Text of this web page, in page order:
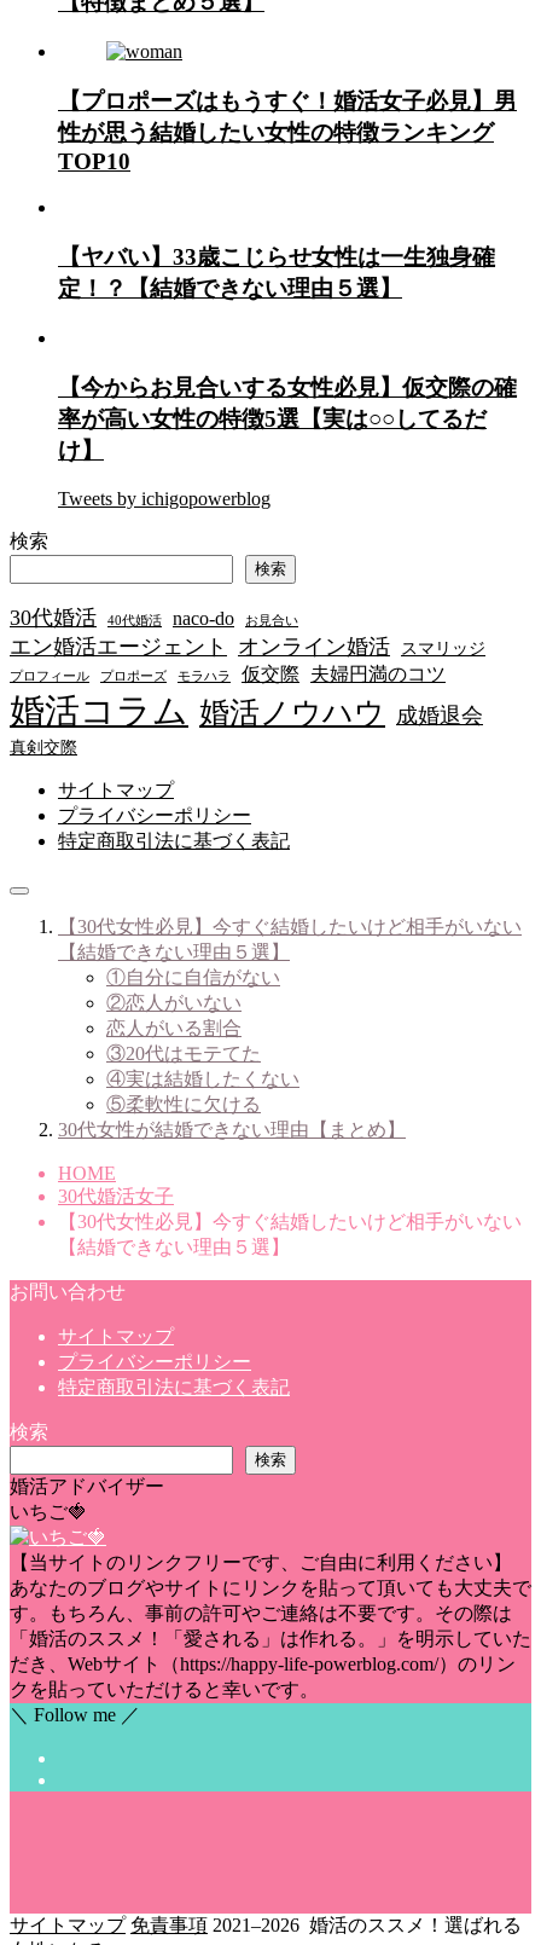
【プロポーズはもうすぐ！婚活女子必見】男
性が思う結婚したい女性の特徴ランキング
TOP10
【ヤバい】33歳こじらせ女性は一生独身確
定！？【結婚できない理由５選】
【今からお見合いする女性必見】仮交際の確
率が高い女性の特徴5選【実は○○してるだ
け】
Tweets by ichigopowerblog
検索
検索
30代婚活 40代婚活 naco-do お見合い
エン婚活エージェント オンライン婚活 スマリッジ
プロフィール プロポーズ モラハラ 仮交際 夫婦円満のコツ
婚活コラム 婚活ノウハウ 成婚退会
真剣交際
サイトマップ
プライバシーポリシー
特定商取引法に基づく表記
【30代女性必見】今すぐ結婚したいけど相手がいない
【結婚できない理由５選】
①自分に自信がない
②恋人がいない
恋人がいる割合
③20代はモテてた
④実は結婚したくない
⑤柔軟性に欠ける
30代女性が結婚できない理由【まとめ】
HOME
30代婚活女子
【30代女性必見】今すぐ結婚したいけど相手がいない
【結婚できない理由５選】
お問い合わせ
サイトマップ
プライバシーポリシー
特定商取引法に基づく表記
検索
検索
婚活アドバイザー
いちご🍓
【当サイトのリンクフリーです、ご自由に利用ください】
あなたのブログやサイトにリンクを貼って頂いても大丈夫で
す。もちろん、事前の許可やご連絡は不要です。その際は
「婚活のススメ！「愛される」は作れる。」を明示していた
だき、Webサイト（https://happy-life-powerblog.com/）のリン
クを貼っていただけると幸いです。
＼ Follow me ／
サイトマップ 免責事項 2021–2026 婚活のススメ！選ばれる